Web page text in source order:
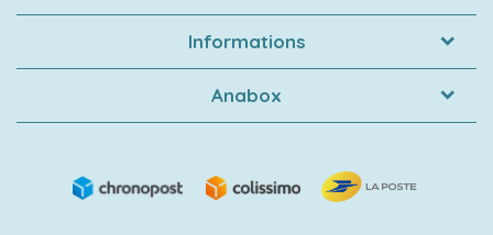
Informations
Anabox